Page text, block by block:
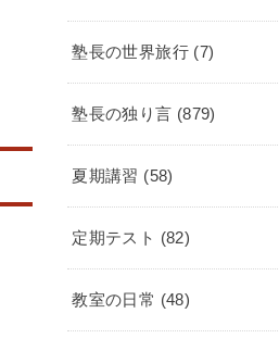
塾長の世界旅行 (7)
塾長の独り言 (879)
夏期講習 (58)
定期テスト (82)
教室の日常 (48)